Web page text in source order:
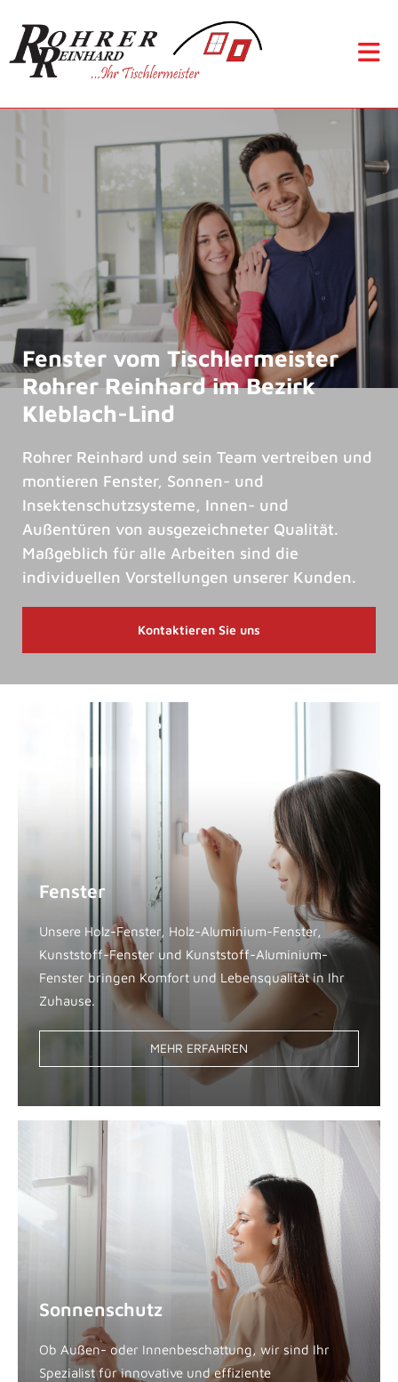
Fenster vom Tischlermeister
Rohrer Reinhard im Bezirk
Kleblach-Lind
Rohrer Reinhard und sein Team vertreiben und
montieren Fenster, Sonnen- und
Insektenschutzsysteme, Innen- und
Außentüren von ausgezeichneter Qualität.
Maßgeblich für alle Arbeiten sind die
individuellen Vorstellungen unserer Kunden.
Kontaktieren Sie uns
Fenster
Unsere Holz-Fenster, Holz-Aluminium-Fenster,
Kunststoff-Fenster und Kunststoff-Aluminium-
Fenster bringen Komfort und Lebensqualität in Ihr
Zuhause.
MEHR ERFAHREN
Sonnenschutz
Ob Außen- oder Innenbeschattung, wir sind Ihr
Spezialist für innovative und effiziente